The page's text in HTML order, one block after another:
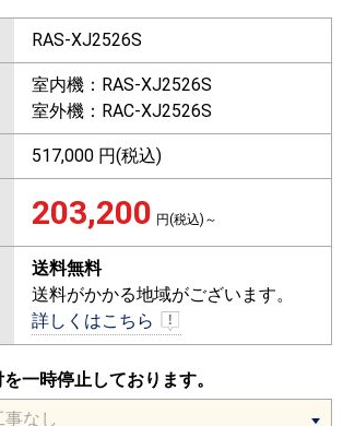
RAS-XJ2526S
室内機：RAS-XJ2526S
室外機：RAC-XJ2526S
517,000 円(税込)
203,200 円(税込)～
送料無料
送料がかかる地域がございます。
詳しくはこちら
一時停止しております。